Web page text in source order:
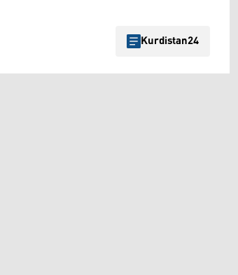
Kurdistan24